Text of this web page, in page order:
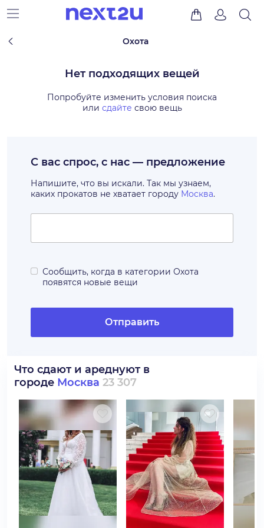
Охота
Нет подходящих вещей
Попробуйте изменить условия поиска
или сдайте свою вещь
С вас спрос, с нас — предложение
Напишите, что вы искали. Так мы узнаем,
каких прокатов не хватает городу Москва.
Сообщить, когда в категории Охота
появятся новые вещи
Отправить
Что сдают и ареднуют в
городе Москва 23 307